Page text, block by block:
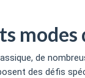
de
des défis